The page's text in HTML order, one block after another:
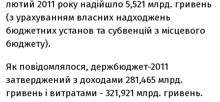
лютий 2011 року надійшло 5,521 млрд. гривень
(з урахуванням власних надходжень
бюджетних установ та субвенцій з місцевого
бюджету).
Як повідомлялося, держбюджет-2011
затверджений з доходами 281,465 млрд.
гривень і витратами - 321,921 млрд. гривень.